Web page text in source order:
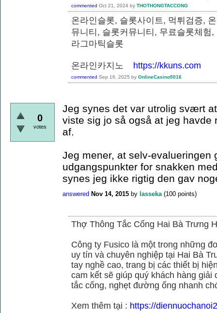
commented Oct 21, 2024 by THOTHONGTACCONG
온라인슬롯, 슬롯사이트, 먹튀검증,
뮤니티, 슬롯커뮤니티, 무료슬롯체험
라그마틱슬롯
온라인카지노 https://kkuns.com
commented Sep 16, 2025 by OnlineCasino5016
0
votes
Jeg synes det var utrolig svært
viste sig jo så også at jeg
af.
Jeg mener, at selv-evalueringen
udgangspunkter for snakken
synes jeg ikke rigtig den gav
answered Nov 14, 2015 by lasseka (100 points)
Thợ Thông Tắc Cống Hai Bà Trưng
Công ty Fusico là một trong những
uy tín và chuyên nghiệp tại Hai Bà
tay nghề cao, trang bị các thiết bị
cam kết sẽ giúp quý khách hàng
tắc cống, nghẹt đường ống nhanh
Xem thêm tại : https://